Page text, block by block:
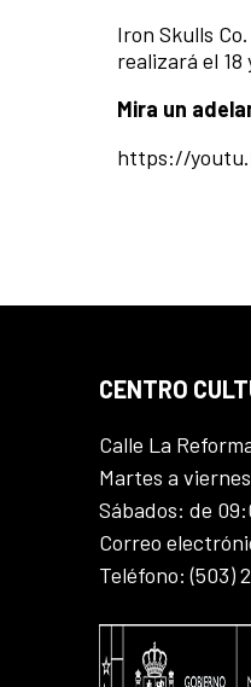
Iron Skulls
realizará el
Mira un
https://
CENTRO
Calle La
Martes a
Sábados: de
Correo
Teléfono: (503)